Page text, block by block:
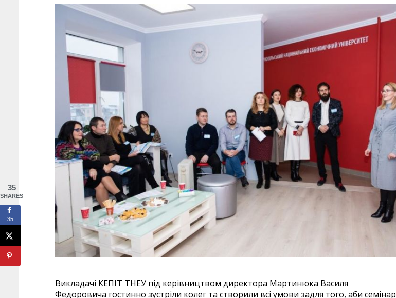
Викладачі КЕПІТ ТНЕУ під керівництвом директора Мартинюка Василя
Федоровича гостинно зустріли колег та створили всі умови задля того, аби семінар
35
SHARES
35